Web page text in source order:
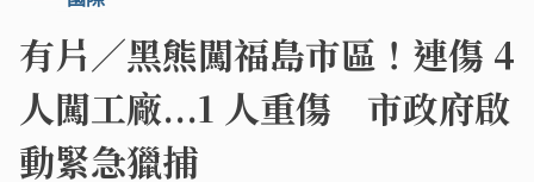
有片／黑熊闖福島市區！連傷 4
人闖工廠...1 人重傷 市政府啟
動緊急獵捕